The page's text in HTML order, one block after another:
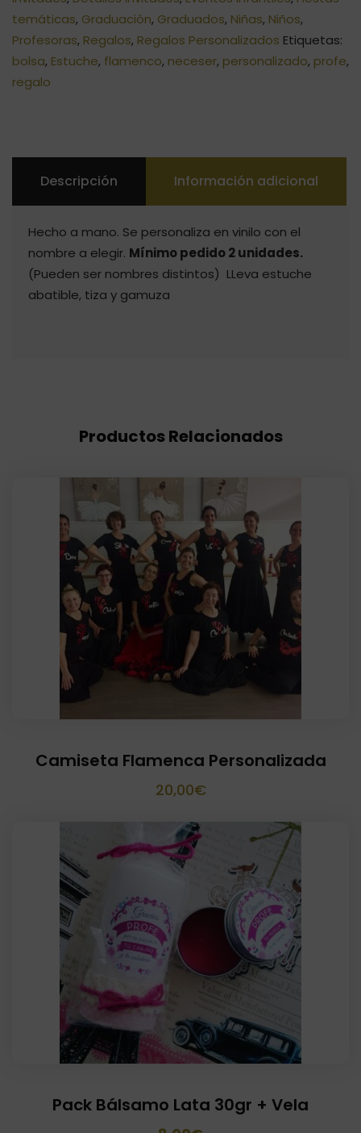
temáticas, Graduación, Graduados, Niñas, Niños,
Profesoras, Regalos, Regalos Personalizados Etiquetas:
bolsa, Estuche, flamenco, neceser, personalizado, profe,
regalo
Descripción Información adicional
Hecho a mano. Se personaliza en vinilo con el
nombre a elegir. Mínimo pedido 2 unidades.
(Pueden ser nombres distintos) LLeva estuche
abatible, tiza y gamuza
Productos Relacionados
Camiseta Flamenca Personalizada
20,00€
Pack Bálsamo Lata 30gr + Vela